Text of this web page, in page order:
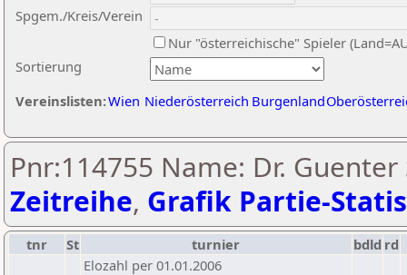
Sortierung
Spgem./Kreis/Verein
Nur "österreichische" Spieler
Vereinslisten:Wien Niederösterreich Burgenland
Pnr:114755 Name: Dr.
Zeitreihe, Grafik Partie-
tnr St turnier bdld rd
Elozahl per 01.01.2006